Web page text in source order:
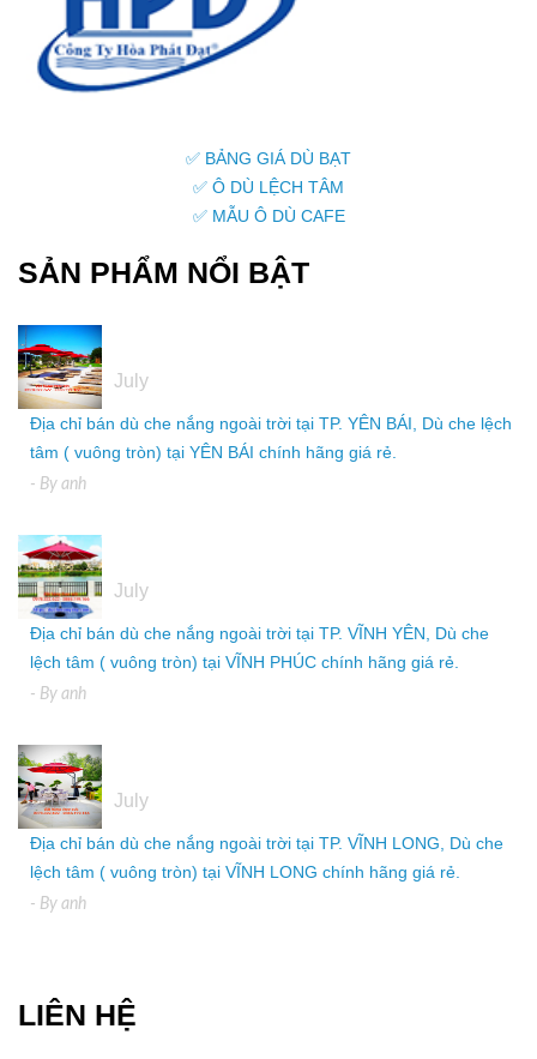
✅ BẢNG GIÁ DÙ BẠT
✅ Ô DÙ LỆCH TÂM
✅ MẪU Ô DÙ CAFE
SẢN PHẨM NỔI BẬT
July
Địa chỉ bán dù che nắng ngoài trời tại TP. YÊN BÁI, Dù che lệch
tâm ( vuông tròn) tại YÊN BÁI chính hãng giá rẻ.
- By anh
July
Địa chỉ bán dù che nắng ngoài trời tại TP. VĨNH YÊN, Dù che
lệch tâm ( vuông tròn) tại VĨNH PHÚC chính hãng giá rẻ.
- By anh
July
Địa chỉ bán dù che nắng ngoài trời tại TP. VĨNH LONG, Dù che
lệch tâm ( vuông tròn) tại VĨNH LONG chính hãng giá rẻ.
- By anh
LIÊN HỆ